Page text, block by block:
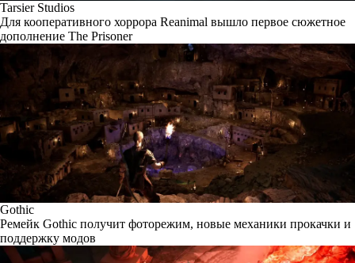
Tarsier Studios
Для кооперативного хоррора Reanimal вышло первое сюжетное
дополнение The Prisoner
Gothic
Ремейк Gothic получит фоторежим, новые механики прокачки и
поддержку модов